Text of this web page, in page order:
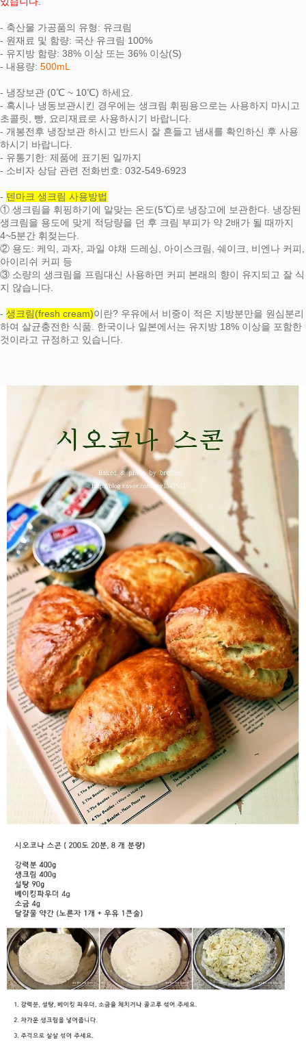
- 축산물 가공품의 유형: 유크림
- 원재료 및 함량: 국산 유크림 100%
- 유지방 함량: 38% 이상 또는 36% 이상(S)
- 내용량: 500mL
- 냉장보관 (0℃ ~ 10℃) 하세요.
- 혹시나 냉동보관시킨 경우에는 생크림 휘핑용으로는 사용하지 마시고
초콜릿, 빵, 요리재료로 사용하시기 바랍니다.
- 개봉전후 냉장보관 하시고 반드시 잘 흔들고 냄새를 확인하신 후 사용
하시기 바랍니다.
- 유통기한: 제품에 표기된 일까지
- 소비자 상담 관련 전화번호: 032-549-6923
- 덴마크 생크림 사용방법
① 생크림을 휘핑하기에 알맞는 온도(5℃)로 냉장고에 보관한다. 냉장된
생크림을 용도에 맞게 적당량을 던 후 크림 부피가 약 2배가 될 때까지
4~5분간 휘젖는다.
② 용도: 케익, 과자, 과일 야채 드레싱, 아이스크림, 쉐이크, 비엔나 커피,
아이리쉬 커피 등
③ 소량의 생크림을 프림대신 사용하면 커피 본래의 향이 유지되고 잘 식
지 않습니다.
- 생크림(fresh cream)이란? 우유에서 비중이 적은 지방분만을 원심분리
하여 살균충전한 식품. 한국이나 일본에서는 유지방 18% 이상을 포함한
것이라고 규정하고 있습니다.